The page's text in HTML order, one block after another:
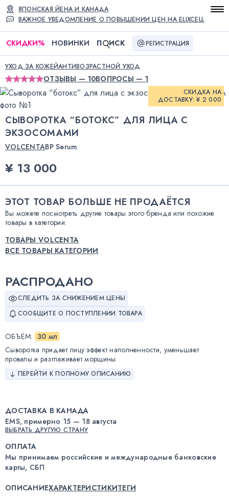
ВАЖНОЕ УВЕДОМЛЕНИЕ О ПОВЫШЕНИИ ЦЕН НА ELIXCELL
ЯПОНСКАЯ ЙЕНА И КАНАДА
СКИДКИ% НОВИНКИ П ИСК РЕГИСТРАЦИЯ
УХОД ЗА КОЖЕЙАНТИВОЗРАСТНОЙ УХОД
ОТЗЫВЫ — 10ВОПРОСЫ — 1
СКИДКА НА
ДОСТАВКУ: ¥ 2 000
СЫВОРОТКА “БОТОКС” ДЛЯ ЛИЦА C
ЭКЗОСОМАМИ
VOLCENTABP Serum
¥ 13 000
ЭТОТ ТОВАР БОЛЬШЕ НЕ ПРОДАЁТСЯ
Вы можете посмотреть другие товары этого бренда или похожие
товары в категории.
ТОВАРЫ VOLCENTA
ВСЕ ТОВАРЫ КАТЕГОРИИ
РАСПРОДАНО
СЛЕДИТЬ ЗА СНИЖЕНИЕМ ЦЕНЫ
СООБЩИТЕ О ПОСТУПЛЕНИИ ТОВАРА
ОБЪЁМ: 30 мл
Сыворотка придает лицу эффект наполненности, уменьшает
провалы и разглаживает морщины.
ПЕРЕЙТИ К ПОЛНОМУ ОПИСАНИЮ
ДОСТАВКА В КАНАДА
EMS, примерно 15 — 18 августа
ВЫБРАТЬ ДРУГУЮ СТРАНУ
ОПЛАТА
Мы принимаем российские и международные банковские
карты, СБП
ОПИСАНИЕХАРАКТЕРИСТИКИТЕГИ